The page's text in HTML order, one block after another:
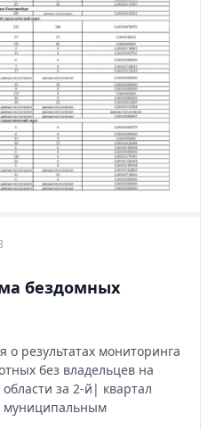
бездомных
результатах мониторинга
без владельцев на
за 2-й| квартал
муниципальным